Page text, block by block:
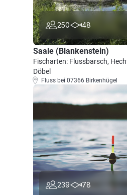
250 48
Saale (Blankenstein)
Fischarten: Flussbarsch,
Döbel
Fluss bei 07366 Birkenhügel
239 78